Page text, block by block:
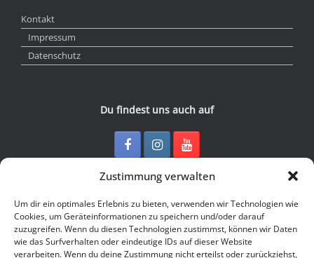
Zustimmung verwalten
Um dir ein optimales Erlebnis zu bieten, verwenden wir Technologien wie
Cookies, um Geräteinformationen zu speichern und/oder darauf
zuzugreifen. Wenn du diesen Technologien zustimmst, können wir Daten
wie das Surfverhalten oder eindeutige IDs auf dieser Website
verarbeiten. Wenn du deine Zustimmung nicht erteilst oder zurückziehst,
Kontakt
Impressum
Datenschutz
Du findest uns auch auf
Kontakt
Junge Presse Niedersachsen e.V.
Rückertstraße 10